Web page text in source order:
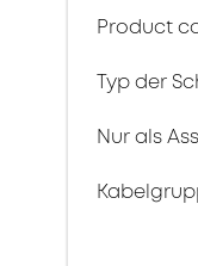
Product
Typ der
Nur als